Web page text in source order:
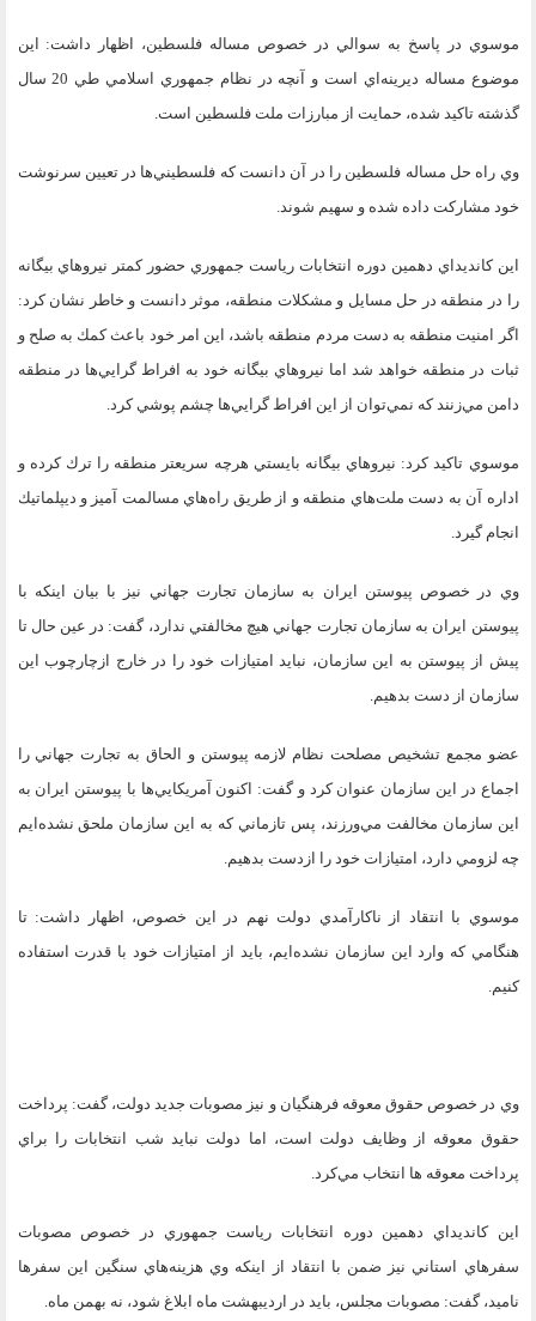
موسوي در پاسخ به سوالي در خصوص مساله فلسطين، اظهار داشت: اين
موضوع مساله ديرينه‌اي است و آنچه در نظام جمهوري اسلامي طي 20 سال
گذشته تاكيد شده، حمايت از مبارزات ملت فلسطين است.
وي راه حل مساله فلسطين را در آن دانست كه فلسطيني‌ها در تعيين سرنوشت
خود مشاركت داده شده و سهيم شوند.
اين كانديداي دهمين دوره انتخابات رياست جمهوري حضور كمتر نيروهاي بيگانه
را در منطقه در حل مسايل و مشكلات منطقه، موثر دانست و خاطر نشان كرد:
اگر امنيت منطقه به دست مردم منطقه باشد، اين امر خود باعث كمك به صلح و
ثبات در منطقه خواهد شد اما نيروهاي بيگانه خود به افراط گرايي‌ها در منطقه
دامن مي‌زنند كه نمي‌توان از اين افراط گرايي‌ها چشم پوشي كرد.
موسوي تاكيد كرد: نيروهاي بيگانه بايستي هرچه سريعتر منطقه را ترك كرده و
اداره آن به دست ملت‌هاي منطقه و از طريق راه‌هاي مسالمت آميز و ديپلماتيك
انجام گيرد.
وي در خصوص پيوستن ايران به سازمان تجارت جهاني نيز با بيان اينكه با
پيوستن ايران به سازمان تجارت جهاني هيچ مخالفتي ندارد، گفت: در عين حال تا
پيش از پيوستن به اين سازمان، نبايد امتيازات خود را در خارج ازچارچوب اين
سازمان از دست بدهيم.
عضو مجمع تشخيص مصلحت نظام لازمه پيوستن و الحاق به تجارت جهاني را
اجماع در اين سازمان عنوان كرد و گفت: اكنون آمريكايي‌ها با پيوستن ايران به
اين سازمان مخالفت مي‌ورزند، پس تازماني كه به اين سازمان ملحق نشده‌ايم
چه لزومي دارد، امتيازات خود را ازدست بدهيم.
موسوي با انتقاد از ناكارآمدي دولت نهم در اين خصوص، اظهار داشت: تا
هنگامي كه وارد اين سازمان نشده‌ايم، بايد از امتيازات خود با قدرت استفاده
كنيم.
وي در خصوص حقوق معوقه فرهنگيان و نيز مصوبات جديد دولت، گفت: پرداخت
حقوق معوقه از وظايف دولت است، اما دولت نبايد شب انتخابات را براي
پرداخت معوقه ها انتخاب مي‌كرد.
اين كانديداي دهمين دوره انتخابات رياست جمهوري در خصوص مصوبات
سفرهاي استاني نيز ضمن با انتقاد از اينكه وي هزينه‌هاي سنگين اين سفرها
ناميد، گفت: مصوبات مجلس، بايد در ارديبهشت ماه ابلاغ شود، نه بهمن ماه.